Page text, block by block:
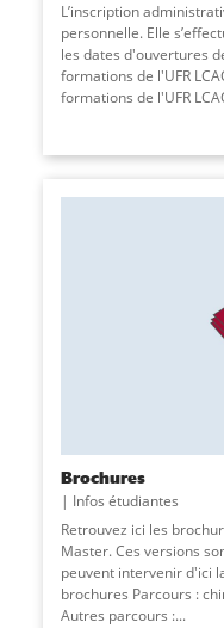
L’inscription
personnelle. Elle
les dates d'ouvertures
formations de l'UFR
formations de l'UFR
Brochures
Infos étudiantes
Retrouvez ici les
Master. Ces versions
peuvent intervenir d'ici
brochures Parcours :
Autres parcours :...